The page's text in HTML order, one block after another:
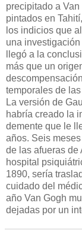
precipitado a
pintados en
los indicios que
una
llegó a la
más que un
temporales de
La versión de
habría creado la
demente que le
años. Seis
de las afueras de
hospital
1890, sería
cuidado del
año Van Gogh
dejadas por un